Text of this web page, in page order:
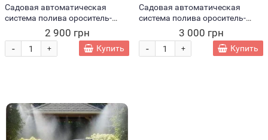
Садовая автоматическая
система полива ороситель-
туманообразователь для сада
15м 1728 (JS)
2 900 грн
+
- Купить
Садовая автоматическая
система полива ороситель-
туманообразователь для сада
18м 1727 (JS)
3 000 грн
+
- Купить